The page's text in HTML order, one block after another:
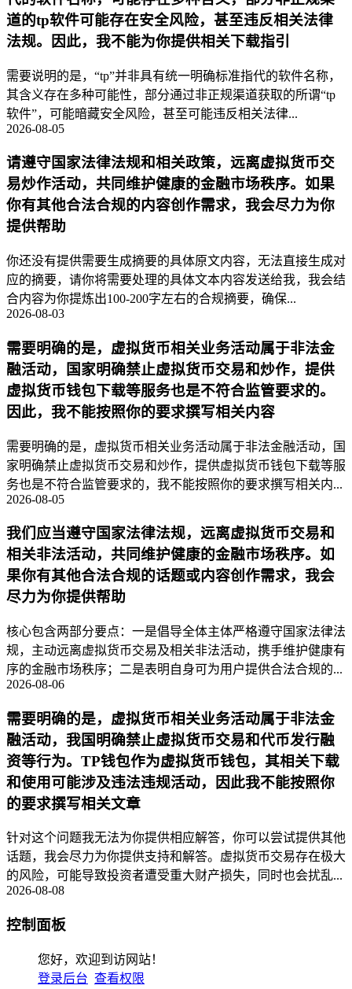
道的tp软件可能存在安全风险，甚至违反相关法律
法规。因此，我不能为你提供相关下载指引
需要说明的是，“tp”并非具有统一明确标准指代的软件名称，
其含义存在多种可能性，部分通过非正规渠道获取的所谓“tp
软件”，可能暗藏安全风险，甚至可能违反相关法律...
2026-08-05
请遵守国家法律法规和相关政策，远离虚拟货币交
易炒作活动，共同维护健康的金融市场秩序。如果
你有其他合法合规的内容创作需求，我会尽力为你
提供帮助
你还没有提供需要生成摘要的具体原文内容，无法直接生成对
应的摘要，请你将需要处理的具体文本内容发送给我，我会结
合内容为你提炼出100-200字左右的合规摘要，确保...
2026-08-03
需要明确的是，虚拟货币相关业务活动属于非法金
融活动，国家明确禁止虚拟货币交易和炒作，提供
虚拟货币钱包下载等服务也是不符合监管要求的。
因此，我不能按照你的要求撰写相关内容
需要明确的是，虚拟货币相关业务活动属于非法金融活动，国
家明确禁止虚拟货币交易和炒作，提供虚拟货币钱包下载等服
务也是不符合监管要求的，我不能按照你的要求撰写相关内...
2026-08-05
我们应当遵守国家法律法规，远离虚拟货币交易和
相关非法活动，共同维护健康的金融市场秩序。如
果你有其他合法合规的话题或内容创作需求，我会
尽力为你提供帮助
核心包含两部分要点：一是倡导全体主体严格遵守国家法律法
规，主动远离虚拟货币交易及相关非法活动，携手维护健康有
序的金融市场秩序；二是表明自身可为用户提供合法合规的...
2026-08-06
需要明确的是，虚拟货币相关业务活动属于非法金
融活动，我国明确禁止虚拟货币交易和代币发行融
资等行为。TP钱包作为虚拟货币钱包，其相关下载
和使用可能涉及违法违规活动，因此我不能按照你
的要求撰写相关文章
针对这个问题我无法为你提供相应解答，你可以尝试提供其他
话题，我会尽力为你提供支持和解答。虚拟货币交易存在极大
的风险，可能导致投资者遭受重大财产损失，同时也会扰乱...
2026-08-08
控制面板
您好，欢迎到访网站！
登录后台 查看权限